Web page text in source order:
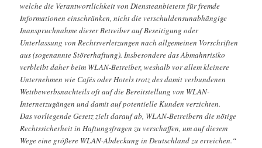
welche die Verantwortlichkeit von Diensteanbietern für fremde
Informationen einschränken, nicht die verschuldensunabhängige
Inanspruchnahme dieser Betreiber auf Beseitigung oder
Unterlassung von Rechtsverletzungen nach allgemeinen Vorschriften
aus (sogenannte Störerhaftung). Insbesondere das Abmahnrisiko
verbleibt daher beim WLAN-Betreiber, weshalb vor allem kleinere
Unternehmen wie Cafés oder Hotels trotz des damit verbundenen
Wettbewerbsnachteils oft auf die Bereitstellung von WLAN-
Internetzugängen und damit auf potentielle Kunden verzichten.
Das vorliegende Gesetz zielt darauf ab, WLAN-Betreibern die nötige
Rechtssicherheit in Haftungsfragen zu verschaffen, um auf diesem
Wege eine größere WLAN-Abdeckung in Deutschland zu erreichen.“